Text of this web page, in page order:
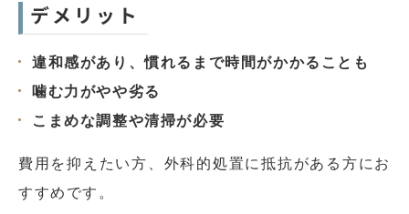
デメリット
違和感があり、慣れるまで時間がかかることも
噛む力がやや劣る
こまめな調整や清掃が必要
費用を抑えたい方、外科的処置に抵抗がある方にお
すすめです。